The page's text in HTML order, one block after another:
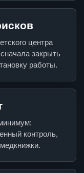
центра
закрыть
работы.
контроль,